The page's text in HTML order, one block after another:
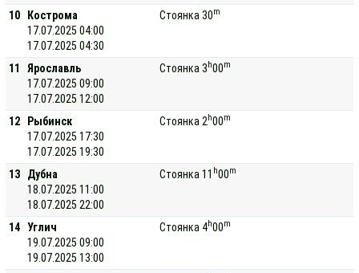
10
Кострома
17.07.2025 04:00
17.07.2025 04:30
Стоянка 30m
11
Ярославль
17.07.2025 09:00
17.07.2025 12:00
Стоянка 3 h00m
12
Рыбинск
17.07.2025 17:30
17.07.2025 19:30
Стоянка 2 h00m
13
Дубна
18.07.2025 11:00
18.07.2025 22:00
Стоянка 11 h00m
14 Углич
19.07.2025 09:00
19.07.2025 13:00
Стоянка 4h00m